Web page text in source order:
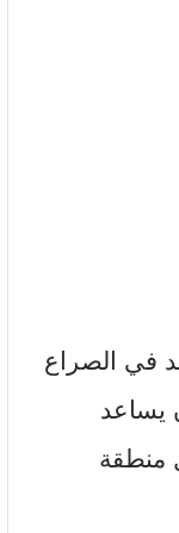
في الصراع
يساعد
منطقة